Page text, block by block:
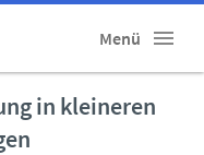
Menü
in kleineren